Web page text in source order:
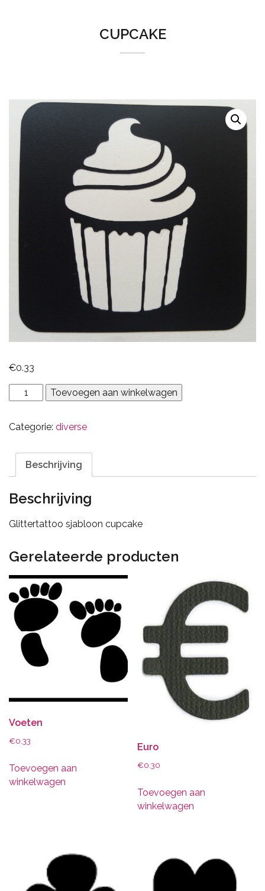
CUPCAKE
€0.33
Cupcake
aantal
Toevoegen aan winkelwagen
Categorie: diverse
Beschrijving
Beschrijving
Glittertattoo sjabloon cupcake
Gerelateerde producten
Voeten
€0.33
Toevoegen aan
winkelwagen
Euro
€0.30
Toevoegen aan
winkelwagen